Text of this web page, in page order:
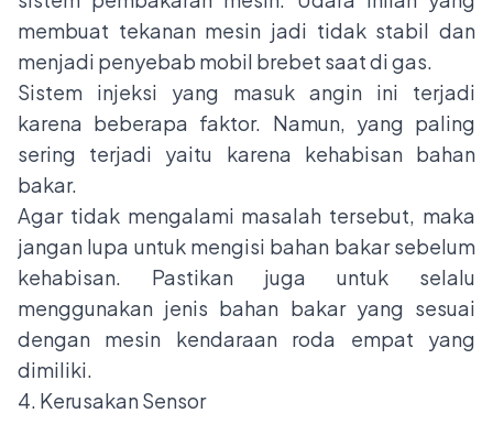
membuat tekanan mesin jadi tidak stabil dan
menjadi penyebab mobil brebet saat di gas.
Sistem injeksi yang masuk angin ini terjadi
karena beberapa faktor. Namun, yang paling
sering terjadi yaitu karena kehabisan bahan
bakar.
Agar tidak mengalami masalah tersebut, maka
jangan lupa untuk mengisi bahan bakar sebelum
kehabisan. Pastikan juga untuk selalu
menggunakan jenis bahan bakar yang sesuai
dengan mesin kendaraan roda empat yang
dimiliki.
4. Kerusakan Sensor